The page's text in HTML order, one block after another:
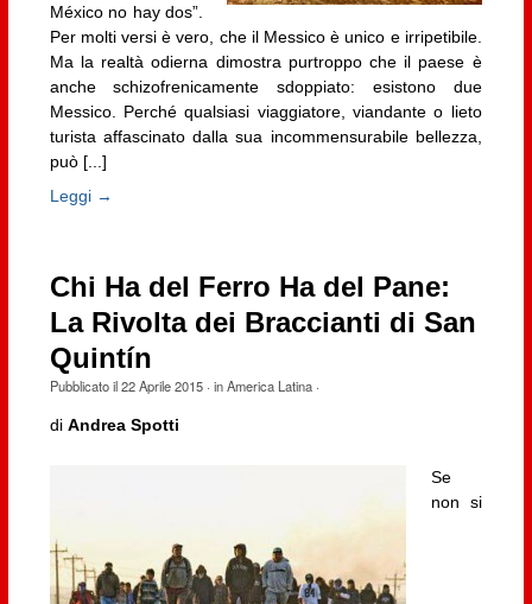
México no hay dos”.
Per molti versi è vero, che il Messico è unico e irripetibile.
Ma la realtà odierna dimostra purtroppo che il paese è
anche schizofrenicamente sdoppiato: esistono due
Messico. Perché qualsiasi viaggiatore, viandante o lieto
turista affascinato dalla sua incommensurabile bellezza,
può [...]
Leggi →
Chi Ha del Ferro Ha del Pane:
La Rivolta dei Braccianti di San
Quintín
Pubblicato il22 Aprile 2015· inAmerica Latina·
di Andrea Spotti
Se
non si